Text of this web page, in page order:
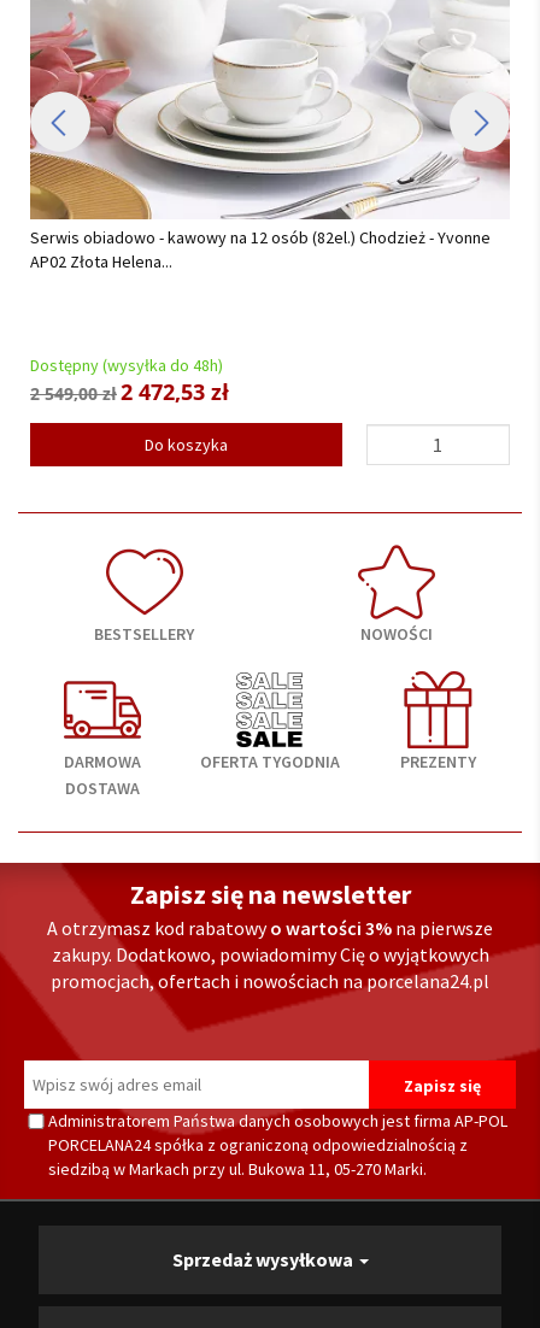
Serwis obiadowo - kawowy na 12 osób (82el.) Chodzież - Yvonne
AP02 Złota Helena...
Dostępny (wysyłka do 48h)
2 549,00 zł2 472,53 zł
Do koszyka
BESTSELLERY NOWOŚCI
DARMOWA
DOSTAWA
OFERTA TYGODNIA PREZENTY
Zapisz się na newsletter
A otrzymasz kod rabatowyo wartości 3% na pierwsze
zakupy. Dodatkowo, powiadomimy Cię o wyjątkowych
promocjach, ofertach i nowościach na porcelana24.pl
Administratorem Państwa danych osobowych jest firma AP-POL
PORCELANA24 spółka z ograniczoną odpowiedzialnością z
siedzibą w Markach przy ul. Bukowa 11, 05-270 Marki.
Sprzedaż wysyłkowa